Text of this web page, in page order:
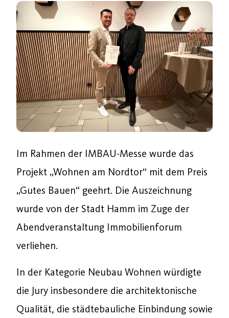
Im Rahmen der IMBAU-Messe wurde das
Projekt „Wohnen am Nordtor“ mit dem Preis
„Gutes Bauen“ geehrt. Die Auszeichnung
wurde von der Stadt Hamm im Zuge der
Abendveranstaltung Immobilienforum
verliehen.
In der Kategorie Neubau Wohnen würdigte
die Jury insbesondere die architektonische
Qualität, die städtebauliche Einbindung sowie